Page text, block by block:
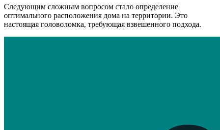
Следующим сложным вопросом стало определение
оптимального расположения дома на территории. Это
настоящая головоломка, требующая взвешенного подхода.